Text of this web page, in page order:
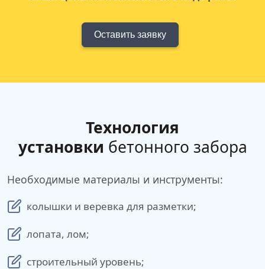
Оставить заявку
Технология
установки бетонного забора
Необходимые материалы и инструменты:
колышки и веревка для разметки;
лопата, лом;
строительный уровень;